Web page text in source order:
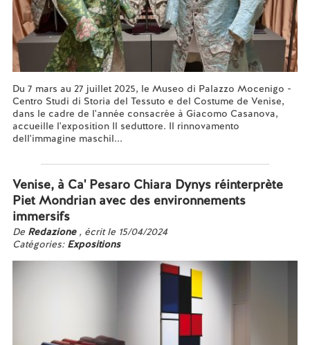
Du 7 mars au 27 juillet 2025, le Museo di Palazzo Mocenigo -
Centro Studi di Storia del Tessuto e del Costume de Venise,
dans le cadre de l'année consacrée à Giacomo Casanova,
accueille l'exposition Il seduttore. Il rinnovamento
dell'immagine maschil...
Venise, à Ca' Pesaro Chiara Dynys réinterprète
Piet Mondrian avec des environnements
immersifs
De Redazione , écrit le 15/04/2024
Catégories: Expositions